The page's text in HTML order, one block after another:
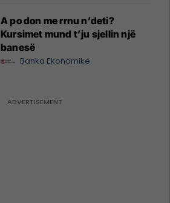
A po don me rrnu n’deti?
Kursimet mund t’ju sjellin një
banesë
Banka Ekonomike